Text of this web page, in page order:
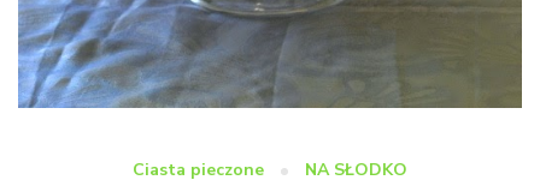
Ciasta pieczone NA SŁODKO